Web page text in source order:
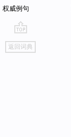
权威例句
go
top
返回词典